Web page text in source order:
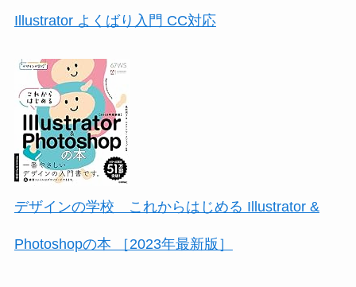
Illustrator よくばり入門 CC対応
デザインの学校 これからはじめる Illustrator &
Photoshopの本 ［2023年最新版］